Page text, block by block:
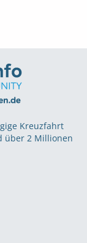
Kreuzfahrt
über 2 Millionen